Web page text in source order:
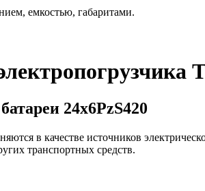
емкостью, габаритами.
24х6PzS420
в качестве источников
транспортных средств.